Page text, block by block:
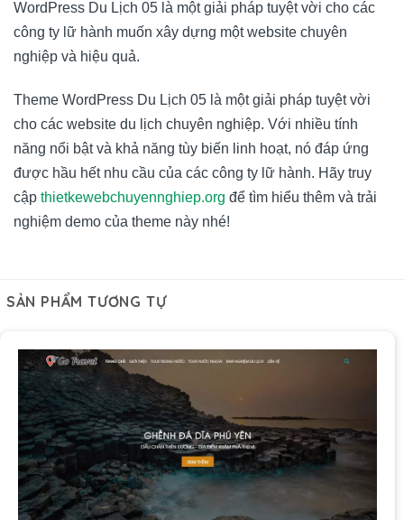
WordPress Du Lịch 05 là một giải pháp tuyệt vời cho các
công ty lữ hành muốn xây dựng một website chuyên
nghiệp và hiệu quả.
Theme WordPress Du Lịch 05 là một giải pháp tuyệt vời
cho các website du lịch chuyên nghiệp. Với nhiều tính
năng nổi bật và khả năng tùy biến linh hoạt, nó đáp ứng
được hầu hết nhu cầu của các công ty lữ hành. Hãy truy
cập thietkewebchuyennghiep.org để tìm hiểu thêm và trải
nghiệm demo của theme này nhé!
SẢN PHẨM TƯƠNG TỰ